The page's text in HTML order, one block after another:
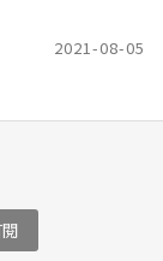
2021-08-05